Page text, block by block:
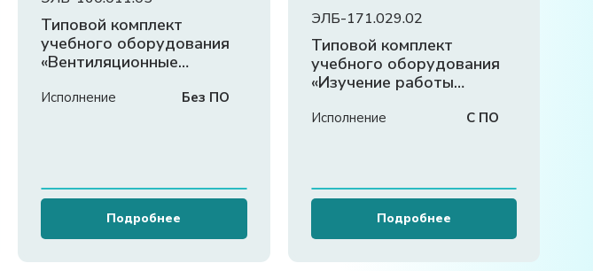
Типовой комплект
учебного оборудования
«Вентиляционные
Исполнение Без ПО
Подробнее
ЭЛБ-171.029.02
Типовой комплект
учебного оборудования
«Изучение работы
компрессора»
Исполнение С ПО
Подробнее